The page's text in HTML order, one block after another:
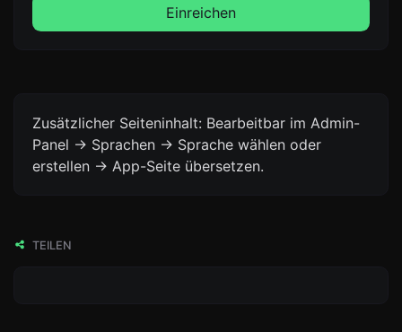
Einreichen
Zusätzlicher Seiteninhalt: Bearbeitbar im Admin-
Panel -> Sprachen -> Sprache wählen oder
erstellen -> App-Seite übersetzen.
TEILEN